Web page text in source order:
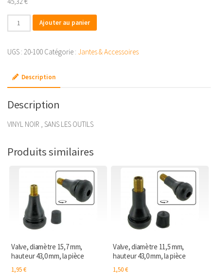
quantité
de
ROUE
SECOURS
Ajouter au panier
UGS : 20-100 Catégorie : Jantes & Accessoires
Description
Description
VINYL NOIR , SANS LES OUTILS
Produits similaires
Valve, diamètre 15,7 mm,
hauteur 43,0 mm, la pièce
1,95€
Valve, diamètre 11,5 mm,
hauteur 43,0 mm, la pièce
1,50€